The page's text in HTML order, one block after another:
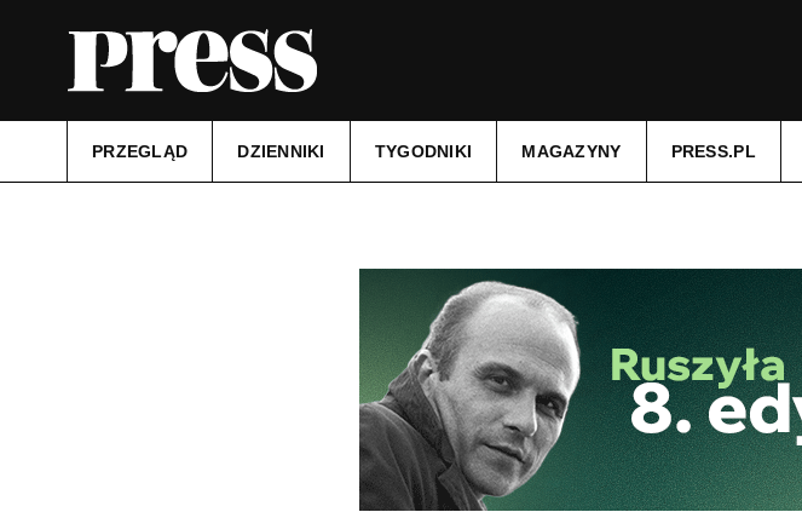
PRZEGLĄD DZIENNIKI TYGODNIKI MAGAZYNY PRESS.PL